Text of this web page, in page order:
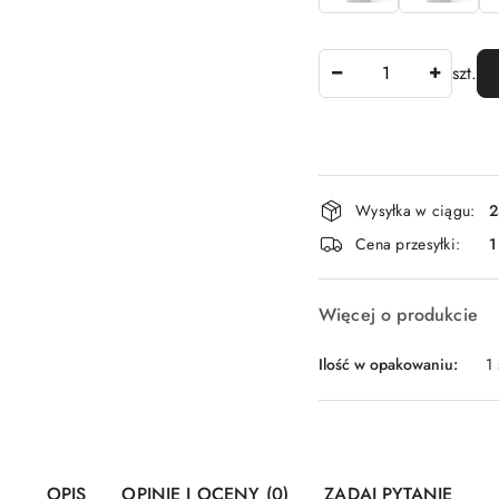
szt.
Dostępność
i
dostawa
Wysyłka w ciągu:
Cena przesyłki:
Więcej o produkcie
Ilość w opakowaniu: 1